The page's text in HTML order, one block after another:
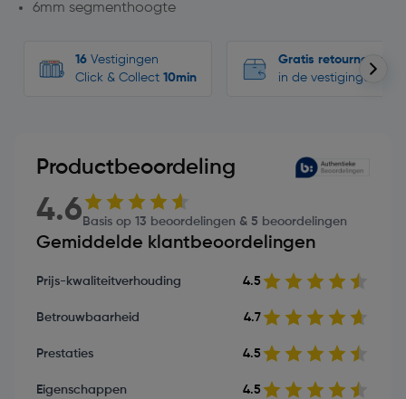
6mm segmenthoogte
16 Vestigingen
Click & Collect 10min
Gratis retourneren
in de vestigingen
Productbeoordeling
4.6 Basis op 13 beoordelingen & 5 beoordelingen
Gemiddelde klantbeoordelingen
Prijs-kwaliteitverhouding 4.5
Betrouwbaarheid 4.7
Prestaties 4.5
Eigenschappen 4.5